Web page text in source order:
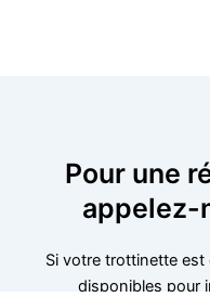
Pour une
appelez-
Si votre trottinette
disponibles pour